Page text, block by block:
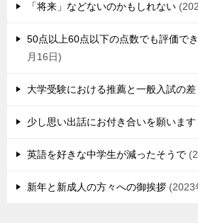
「将来」などないのかもしれない
50点以上60点以下の点数でも評価で
月16日
大学受験における推薦と一般入試の差
少し思い出話にお付き合いを願います
英語を好きな中学生が減ったそうで
新年と新成人の方々への御挨拶 2023